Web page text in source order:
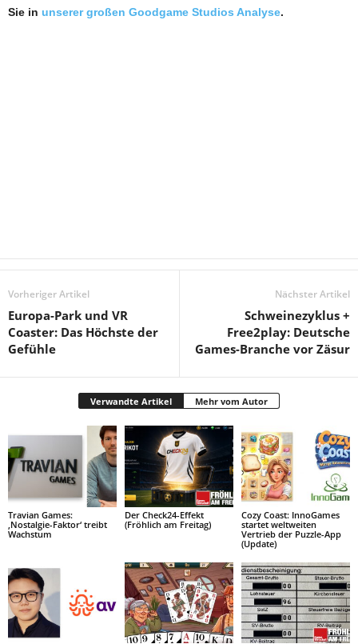
Sie in unserer großen Goodgame Studios Analyse.
Vorheriger Artikel
Europa-Park und VR
Coaster: Das Höchste der
Gefühle
Nächster Artikel
Schweinezyklus +
Free2play: Deutsche
Games-Branche vor Zäsur
Verwandte Artikel Mehr vom Autor
Travian Games:
‚Nostalgie-Faktor‘ treibt
Wachstum
Der Check24-Effekt
(Fröhlich am Freitag)
Cozy Coast: InnoGames
startet weltweiten
Vertrieb der Puzzle-App
(Update)